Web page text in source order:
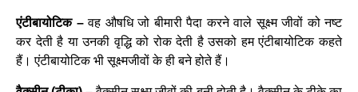
एंटीबायोटिक –वह औषधि जो बीमारी पैदा करने वाले सूक्ष्म जीवों को नष्ट
कर देती है या उनकी वृद्धि को रोक देती है उसको हम एंटीबायोटिक कहते
हैं। एंटीबायोटिक भी सूक्ष्मजीवों के ही बने होते हैं।